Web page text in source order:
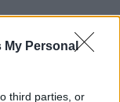
My Personal
third parties, or
Comune di
Asl , che potrà